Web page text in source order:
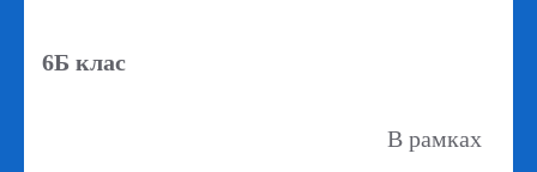
6Б клас
В рамках